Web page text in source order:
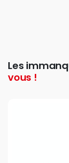
Les
vous !